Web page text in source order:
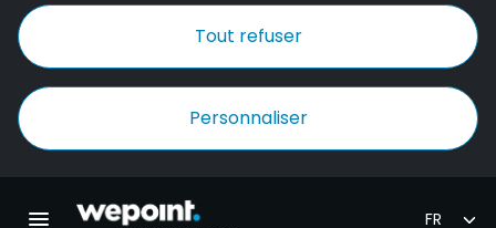
Tout refuser
Personnaliser